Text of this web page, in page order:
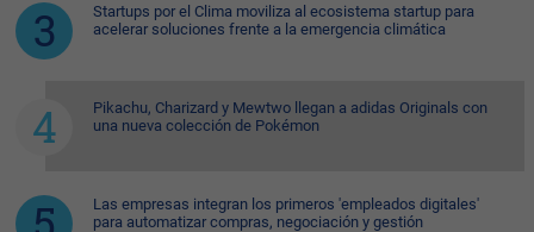
Startups por el Clima moviliza al ecosistema startup para
acelerar soluciones frente a la emergencia climática
Pikachu, Charizard y Mewtwo llegan a adidas Originals con
una nueva colección de Pokémon
Las empresas integran los primeros 'empleados digitales'
para automatizar compras, negociación y gestión